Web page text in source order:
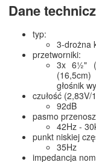
Dane
typ:
3-drożna
przetworniki:
3x 6½"
głośnik
czułość (2,83V/
92dB
pasmo
42Hz -
punkt niskiej
35Hz
impedancja